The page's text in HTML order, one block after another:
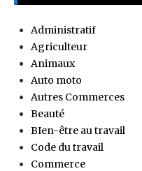
Administratif
Agriculteur
Animaux
Auto moto
Autres Commerces
Beauté
BIen-être au travail
Code du travail
Commerce